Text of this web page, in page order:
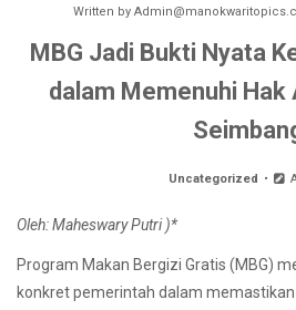
Written by
MBG Jadi Bukti Nyata
dalam Memenuhi Hak
Uncategorized
Oleh: Maheswary Putri )*
Program Makan Bergizi Gratis (MBG)
konkret pemerintah dalam